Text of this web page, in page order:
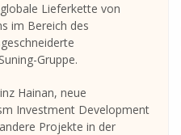
Lieferkette von
im Bereich des
Gruppe.
Hainan, neue
Investment Development
Projekte in der